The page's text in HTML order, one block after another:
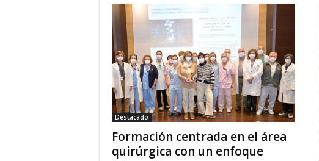
Destacado
Formación centrada en el área
quirúrgica con un enfoque